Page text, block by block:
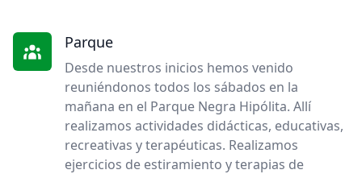
Parque
Desde nuestros inicios hemos venido
reuniéndonos todos los sábados en la
mañana en el Parque Negra Hipólita. Allí
realizamos actividades didácticas, educativas,
recreativas y terapéuticas. Realizamos
ejercicios de estiramiento y terapias de